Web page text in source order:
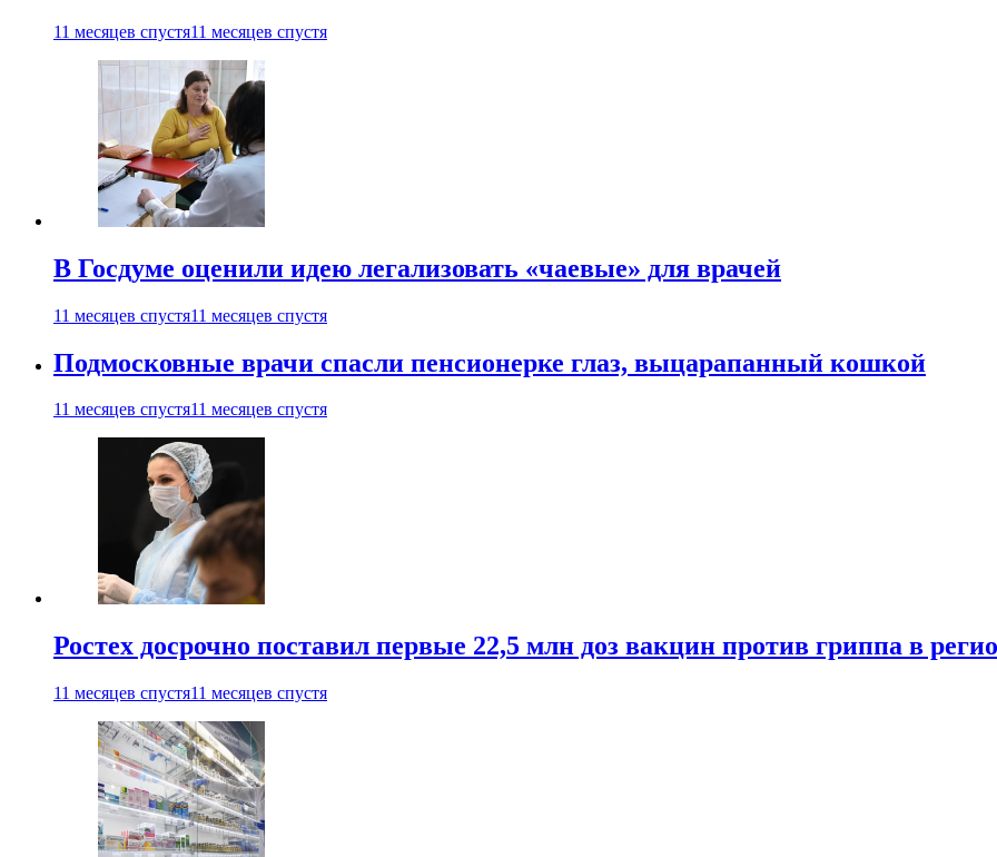
11 месяцев спустя11 месяцев спустя
В Госдуме оценили идею легализовать «чаевые» для врачей
11 месяцев спустя11 месяцев спустя
Подмосковные врачи спасли пенсионерке глаз, выцарапанный кошкой
11 месяцев спустя11 месяцев спустя
Ростех досрочно поставил первые 22,5 млн доз вакцин против гриппа в
11 месяцев спустя11 месяцев спустя